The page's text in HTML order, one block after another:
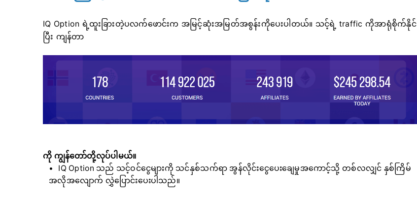
IQ Option ရဲ့ထူးခြားတဲ့ပလက်ဖောင်းက အမြင့်ဆုံးအမြတ်အစွန်းကိုပေးပါတယ်။ သင့်ရဲ့ traffic ကိုအာရုံစိုက်နိုင်
ပြီး ကျန်တာ
ကို ကျွန်တော်တို့လုပ်ပါမယ်။
IQ Option သည် သင့်ဝင်ငွေများကို သင်နှစ်သက်ရာ အွန်လိုင်းငွေပေးချေမှုအကောင့်သို့ တစ်လလျှင် နှစ်ကြိမ်
အလိုအလျောက် လွှဲပြောင်းပေးပါသည်။